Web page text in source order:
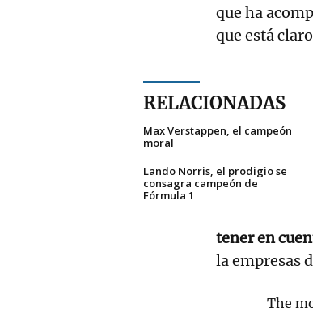
que ha
que está
RELACIONADAS
Max Verstappen, el campeón
moral
Lando Norris, el prodigio se
consagra campeón de
Fórmula 1
tener en
la empresas
The